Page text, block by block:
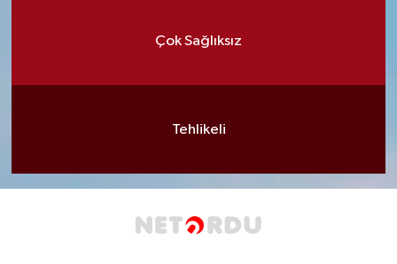
Çok Sağlıksız
Tehlikeli